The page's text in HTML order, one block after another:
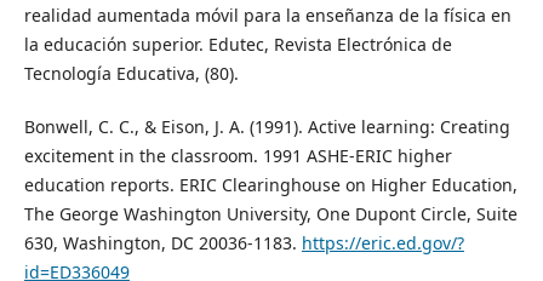
realidad aumentada móvil para la enseñanza de la física en
la educación superior. Edutec, Revista Electrónica de
Tecnología Educativa, (80).
Bonwell, C. C., & Eison, J. A. (1991). Active learning: Creating
excitement in the classroom. 1991 ASHE-ERIC higher
education reports. ERIC Clearinghouse on Higher Education,
The George Washington University, One Dupont Circle, Suite
630, Washington, DC 20036-1183. https://eric.ed.gov/?
id=ED336049